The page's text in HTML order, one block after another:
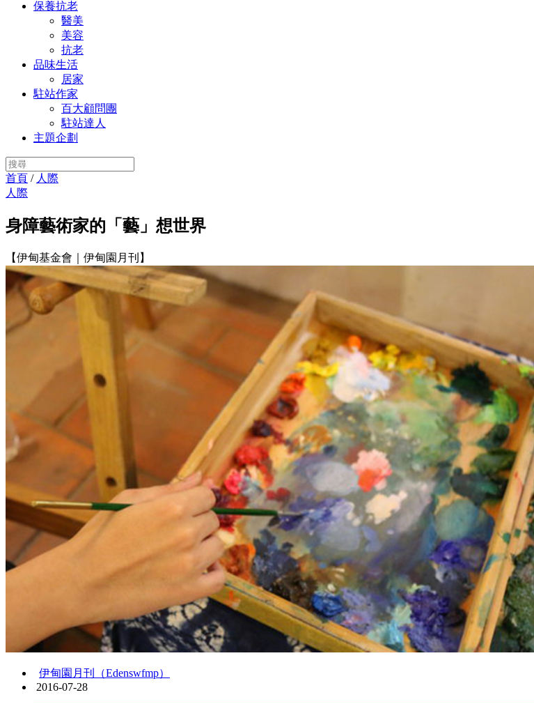
保養抗老
醫美
美容
抗老
品味生活
居家
駐站作家
百大顧問團
駐站達人
主題企劃
首頁 / 人際
人際
身障藝術家的「藝」想世界
【伊甸基金會｜伊甸園月刊】
伊甸園月刊（Edenswfmp）
2016-07-28